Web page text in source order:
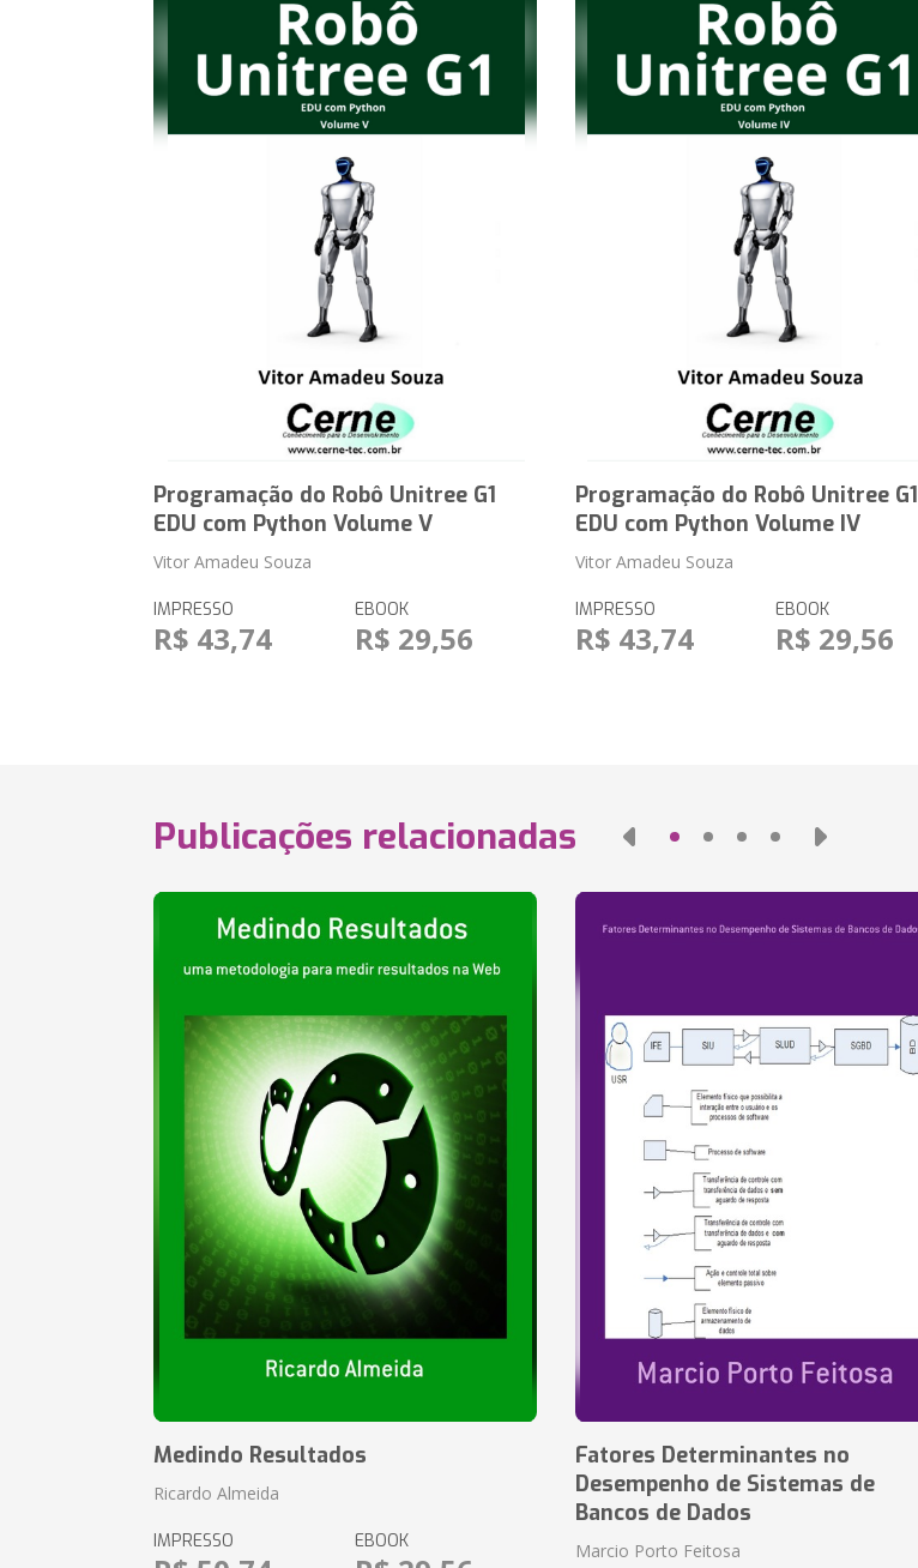
Programação do Robô Unitree G1
EDU com Python Volume V
Vitor Amadeu Souza
IMPRESSO
R$ 43,74
EBOOK
R$ 29,56
Programação do Robô Unitree G1
EDU com Python Volume IV
Vitor Amadeu Souza
IMPRESSO
R$ 43,74
EBOOK
R$ 29,56
Publicações relacionadas
Medindo Resultados
Ricardo Almeida
IMPRESSO EBOOK
Fatores Determinantes no
Desempenho de Sistemas de
Bancos de Dados
Marcio Porto Feitosa